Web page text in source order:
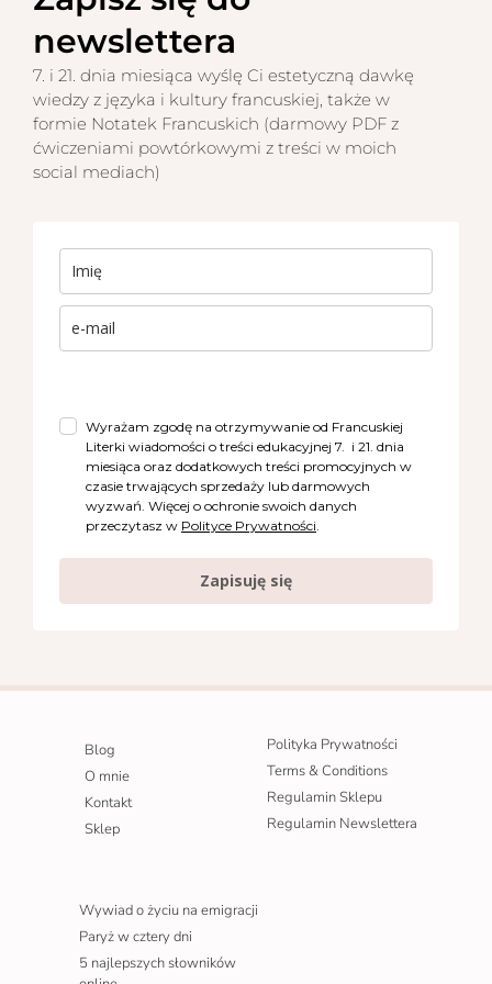
newslettera
7. i 21. dnia miesiąca wyślę Ci estetyczną dawkę
wiedzy z języka i kultury francuskiej, także w
formie Notatek Francuskich (darmowy PDF z
ćwiczeniami powtórkowymi z treści w moich
social mediach)
Wyrażam zgodę na otrzymywanie od Francuskiej
Literki wiadomości o treści edukacyjnej 7. i 21. dnia
miesiąca oraz dodatkowych treści promocyjnych w
czasie trwających sprzedaży lub darmowych
wyzwań. Więcej o ochronie swoich danych
przeczytasz w Polityce Prywatności.
Zapisuję się
Blog
O mnie
Kontakt
Sklep
Polityka Prywatności
Terms & Conditions
Regulamin Sklepu
Regulamin Newslettera
Wywiad o życiu na emigracji
Paryż w cztery dni
5 najlepszych słowników